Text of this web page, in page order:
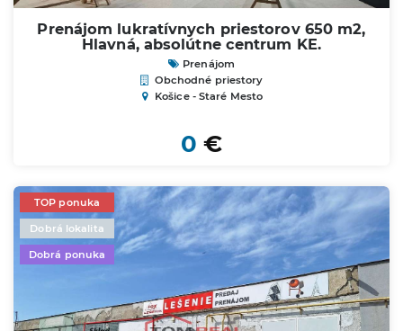
Prenájom lukratívnych priestorov 650 m2,
Hlavná, absolútne centrum KE.
Prenájom
Obchodné priestory
Košice - Staré Mesto
0€
TOP ponuka
Dobrá lokalita
Dobrá ponuka